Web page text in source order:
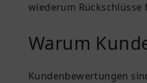
wiederum
Warum
Kundenbewertungen